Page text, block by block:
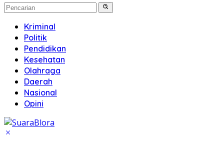
Kriminal
Politik
Pendidikan
Kesehatan
Olahraga
Daerah
Nasional
Opini